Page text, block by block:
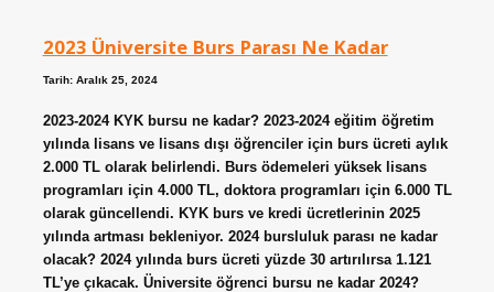
2023 Üniversite Burs Parası Ne Kadar
Tarih: Aralık 25, 2024
2023-2024 KYK bursu ne kadar? 2023-2024 eğitim öğretim
yılında lisans ve lisans dışı öğrenciler için burs ücreti aylık
2.000 TL olarak belirlendi. Burs ödemeleri yüksek lisans
programları için 4.000 TL, doktora programları için 6.000 TL
olarak güncellendi. KYK burs ve kredi ücretlerinin 2025
yılında artması bekleniyor. 2024 bursluluk parası ne kadar
olacak? 2024 yılında burs ücreti yüzde 30 artırılırsa 1.121
TL’ye çıkacak. Üniversite öğrenci bursu ne kadar 2024?